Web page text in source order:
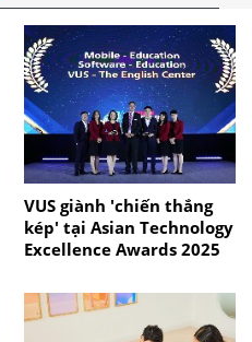
VUS giành 'chiến thắng
kép' tại Asian Technology
Excellence Awards 2025